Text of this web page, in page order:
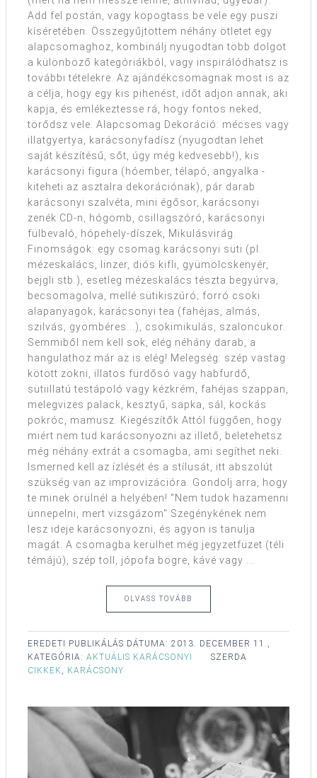
Add fel postán, vagy kopogtass be vele egy puszi
kíséretében. Összegyűjtöttem néhány ötletet egy
alapcsomaghoz, kombinálj nyugodtan több dolgot
a különböző kategóriákból, vagy inspirálódhatsz is
további tételekre. Az ajándékcsomagnak most is az
a célja, hogy egy kis pihenést, időt adjon annak, aki
kapja, és emlékeztesse rá, hogy fontos neked,
törődsz vele. Alapcsomag Dekoráció: mécses vagy
illatgyertya, karácsonyfadísz (nyugodtan lehet
saját készítésű, sőt, úgy még kedvesebb!), kis
karácsonyi figura (hóember, télapó, angyalka -
kiteheti az asztalra dekorációnak), pár darab
karácsonyi szalvéta, mini égősor, karácsonyi
zenék CD-n, hógömb, csillagszóró, karácsonyi
fülbevaló, hópehely-díszek, Mikulásvirág.
Finomságok: egy csomag karácsonyi süti (pl.
mézeskalács, linzer, diós kifli, gyümölcskenyér,
bejgli stb.), esetleg mézeskalács tészta begyúrva,
becsomagolva, mellé sütikiszúró; forró csoki
alapanyagok; karácsonyi tea (fahéjas, almás,
szilvás, gyömbéres...), csokimikulás, szaloncukor.
Semmiből nem kell sok, elég néhány darab, a
hangulathoz már az is elég! Melegség: szép vastag
kötött zokni, illatos fürdősó vagy habfurdő,
sütiillatú testápoló vagy kézkrém, fahéjas szappan,
melegvizes palack, kesztyű, sapka, sál, kockás
pokróc, mamusz. Kiegészítők Attól függően, hogy
miért nem tud karácsonyozni az illető, beletehetsz
még néhány extrát a csomagba, ami segíthet neki.
Ismerned kell az ízlését és a stílusát, itt abszolút
szükség van az improvizációra. Gondolj arra, hogy
te minek örülnél a helyében! "Nem tudok hazamenni
ünnepelni, mert vizsgázom" Szegénykének nem
lesz ideje karácsonyozni, és agyon is tanulja
magát. A csomagba kerülhet még jegyzetfüzet (téli
témájú), szép toll, jópofa bögre, kávé vagy ...
OLVASS TOVÁBB
EREDETI PUBLIKÁLÁS DÁTUMA: 2013. DECEMBER 11.,
SZERDA
KATEGÓRIA: AKTUÁLIS KARÁCSONYI
CIKKEK , KARÁCSONY